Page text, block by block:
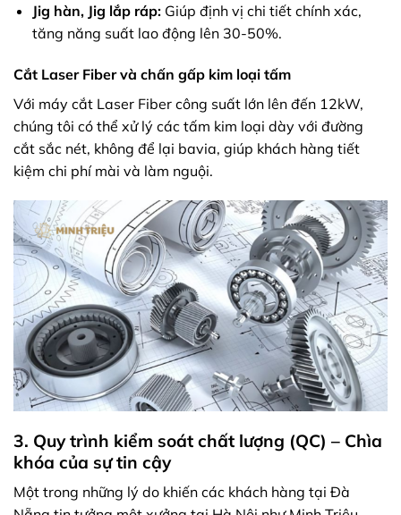
Jig hàn, Jig lắp ráp:Giúp định vị chi tiết chính xác,
tăng năng suất lao động lên 30-50%.
Cắt Laser Fiber và chấn gấp kim loại tấm
Với máy cắt Laser Fiber công suất lớn lên đến 12kW,
chúng tôi có thể xử lý các tấm kim loại dày với đường
cắt sắc nét, không để lại bavia, giúp khách hàng tiết
kiệm chi phí mài và làm nguội.
3. Quy trình kiểm soát chất lượng (QC) – Chìa
khóa của sự tin cậy
Một trong những lý do khiến các khách hàng tại Đà